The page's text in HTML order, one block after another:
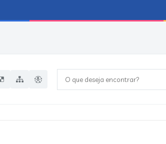
O que deseja encontrar?